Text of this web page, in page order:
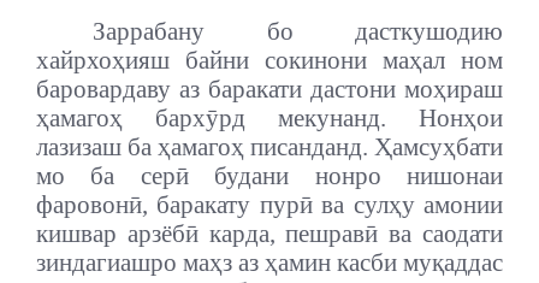
Заррабану бо дасткушодию
хайрхоҳияш байни сокинони маҳал ном
баровардаву аз баракати дастони моҳираш
ҳамагоҳ бархӯрд мекунанд. Нонҳои
лазизаш ба ҳамагоҳ писанданд. Ҳамсуҳбати
мо ба серӣ будани нонро нишонаи
фаровонӣ, баракату пурӣ ва сулҳу амонии
кишвар арзёбӣ карда, пешравӣ ва саодати
зиндагиашро маҳз аз ҳамин касби муқаддас